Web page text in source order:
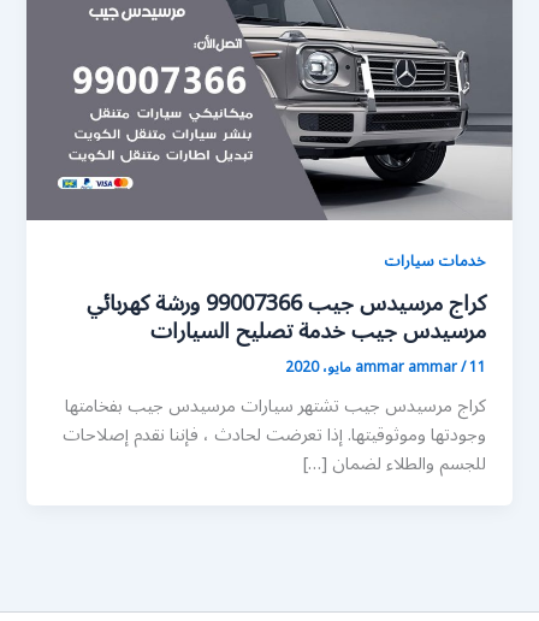
خدمات سيارات
كراج مرسيدس جيب 99007366 ورشة كهربائي
مرسيدس جيب خدمة تصليح السيارات
ammar ammar/11 مايو، 2020
كراج مرسيدس جيب تشتهر سيارات مرسيدس جيب بفخامتها
وجودتها وموثوقيتها. إذا تعرضت لحادث ، فإننا نقدم إصلاحات
للجسم والطلاء لضمان […]